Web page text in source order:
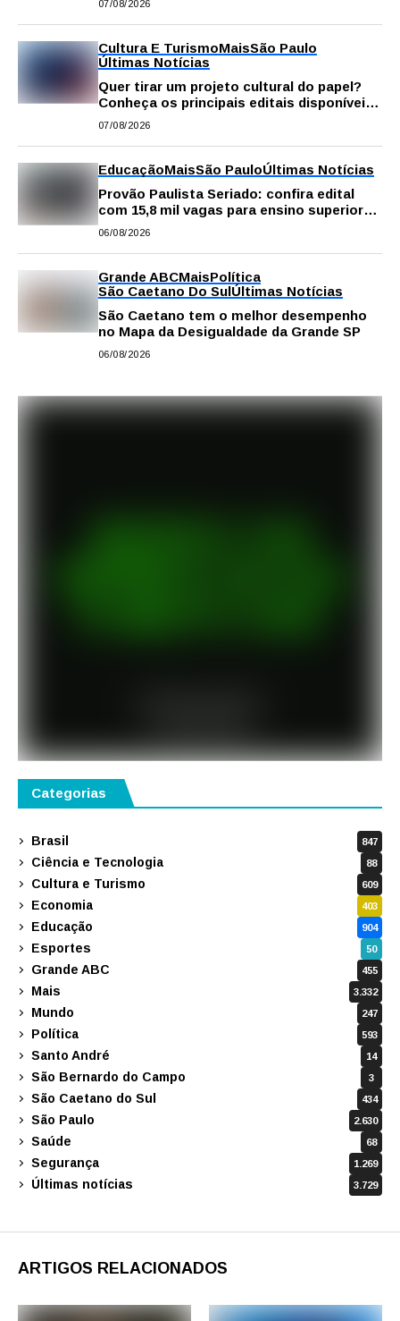
07/08/2026
Cultura E TurismoMaisSão Paulo
Últimas Notícias
Quer tirar um projeto cultural do papel?
Conheça os principais editais disponíveis
em São Paulo
07/08/2026
EducaçãoMaisSão PauloÚltimas Notícias
Provão Paulista Seriado: confira edital
com 15,8 mil vagas para ensino superior
público
06/08/2026
Grande ABCMaisPolítica
São Caetano Do SulÚltimas Notícias
São Caetano tem o melhor desempenho
no Mapa da Desigualdade da Grande SP
06/08/2026
Categorias
Brasil 847
Ciência e Tecnologia 88
Cultura e Turismo 609
Economia 403
Educação 904
Esportes 50
Grande ABC 455
Mais 3.332
Mundo 247
Política 593
Santo André 14
São Bernardo do Campo 3
São Caetano do Sul 434
São Paulo 2.630
Saúde 68
Segurança 1.269
Últimas notícias 3.729
ARTIGOS RELACIONADOS